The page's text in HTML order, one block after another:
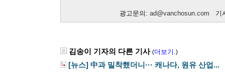
광고문의: ad@vanchosun.com 기
김송이 기자의 다른 기사 (더보기.)
[뉴스] 中과 밀착했더니··· 캐나다, 원유 산업...